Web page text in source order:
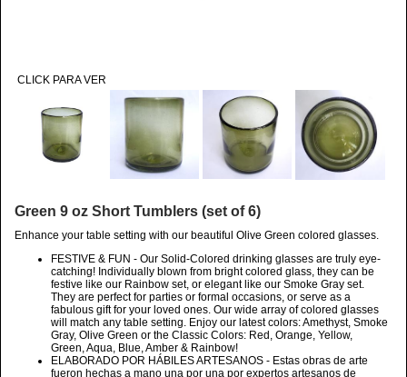
CLICK PARA VER
Green 9 oz Short Tumblers (set of 6)
Enhance your table setting with our beautiful Olive Green colored glasses.
FESTIVE & FUN - Our Solid-Colored drinking glasses are truly eye-
catching! Individually blown from bright colored glass, they can be
festive like our Rainbow set, or elegant like our Smoke Gray set.
They are perfect for parties or formal occasions, or serve as a
fabulous gift for your loved ones. Our wide array of colored glasses
will match any table setting. Enjoy our latest colors: Amethyst, Smoke
Gray, Olive Green or the Classic Colors: Red, Orange, Yellow,
Green, Aqua, Blue, Amber & Rainbow!
ELABORADO POR HÁBILES ARTESANOS - Estas obras de arte
fueron hechas a mano una por una por expertos artesanos de